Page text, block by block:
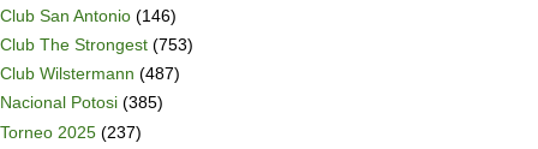
Club San Antonio (146)
Club The Strongest (753)
Club Wilstermann (487)
Nacional Potosi (385)
Torneo 2025 (237)